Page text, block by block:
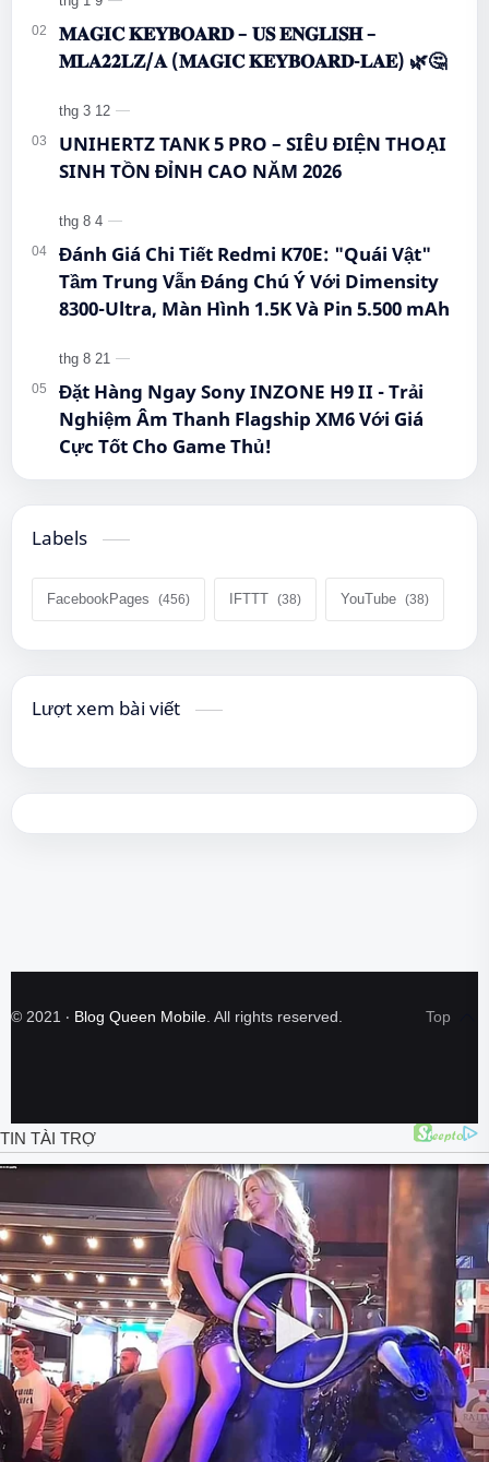
𝐌𝐀𝐆𝐈𝐂 𝐊𝐄𝐘𝐁𝐎𝐀𝐑𝐃 – 𝐔𝐒 𝐄𝐍𝐆𝐋𝐈𝐒𝐇 –
𝐌𝐋𝐀𝟐𝟐𝐋𝐙/𝐀 (𝐌𝐀𝐆𝐈𝐂 𝐊𝐄𝐘𝐁𝐎𝐀𝐑𝐃-𝐋𝐀𝐄) 🌿🤔
UNIHERTZ TANK 5 PRO – SIÊU ĐIỆN THOẠI
SINH TỒN ĐỈNH CAO NĂM 2026
Đánh Giá Chi Tiết Redmi K70E: "Quái Vật"
Tầm Trung Vẫn Đáng Chú Ý Với Dimensity
8300-Ultra, Màn Hình 1.5K Và Pin 5.500 mAh
Đặt Hàng Ngay Sony INZONE H9 II - Trải
Nghiệm Âm Thanh Flagship XM6 Với Giá
Cực Tốt Cho Game Thủ!
Labels
FacebookPages IFTTT YouTube
Lượt xem bài viết
© 2021 ‧ Blog Queen Mobile. All rights reserved.